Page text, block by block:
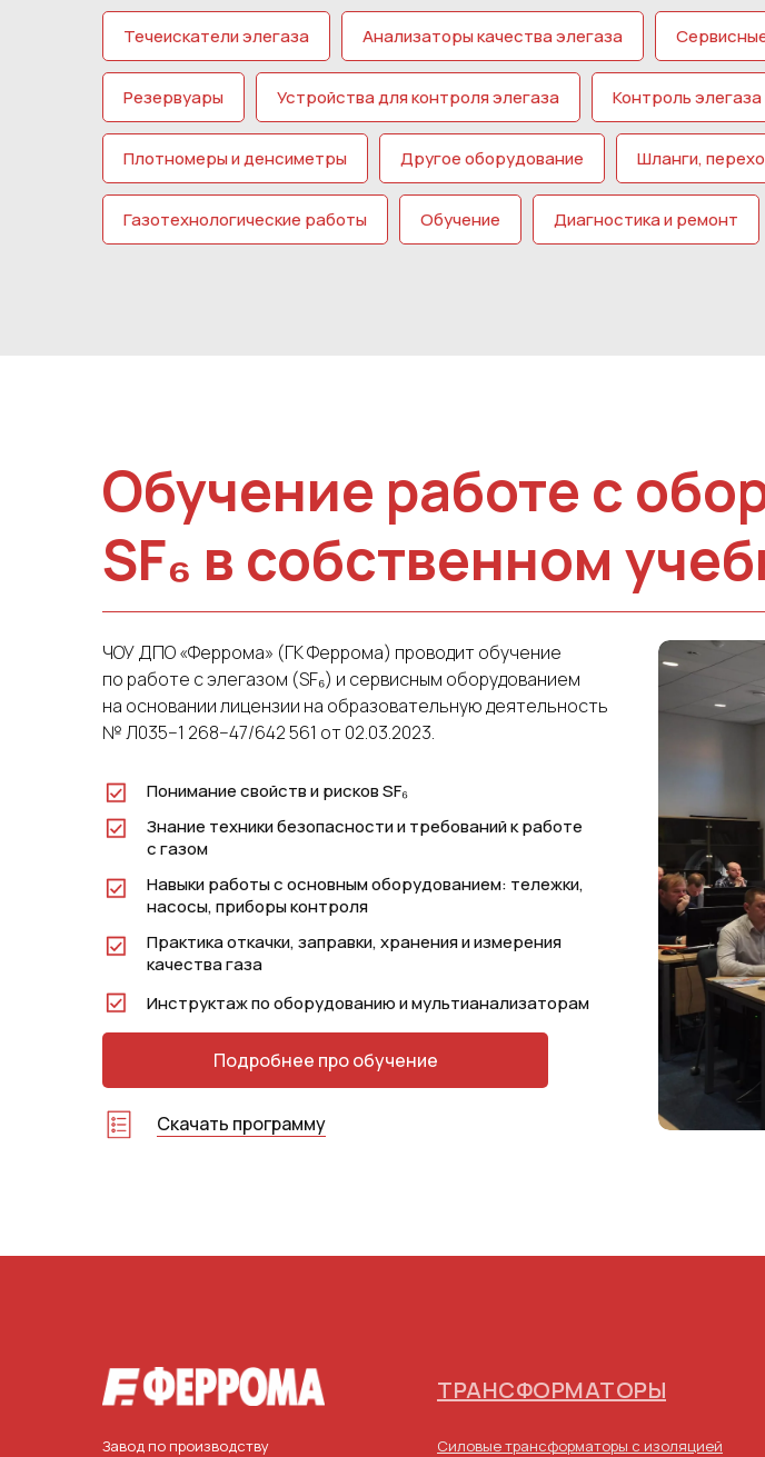
Течеискатели элегаза Анализаторы качества элегаза
Резервуары Устройства для контроля элегаза Контроль
Плотномеры и денсиметры Другое оборудование Шланги,
Газотехнологические работы Обучение Диагностика и ремонт
Обучение работе с
SF₆ в собственном
ЧОУ ДПО «Феррома» (ГК Феррома) проводит обучение
по работе с элегазом (SF₆) и сервисным оборудованием
на основании лицензии на образовательную деятельность
№ Л035−1 268−47/642 561 от 02.03.2023.
Понимание свойств и рисков SF₆
Знание техники безопасности и требований к работе
с газом
Практика откачки, заправки, хранения и измерения
качества газа
Инструктаж по оборудованию и мультианализаторам
Навыки работы с основным оборудованием: тележки,
насосы, приборы контроля
Подробнее про обучение
Скачать программу
Завод по производству
ТРАНСФОРМАТОРЫ
Силовые трансформаторы с изоляцией